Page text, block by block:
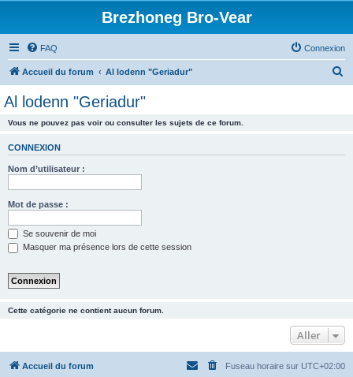
Brezhoneg Bro-Vear
FAQ Connexion
Accueil du forum Al lodenn "Geriadur"
Al lodenn "Geriadur"
Vous ne pouvez pas voir ou consulter les sujets de ce forum.
CONNEXION
Nom d’utilisateur :
Mot de passe :
Se souvenir de moi
Masquer ma présence lors de cette session
Cette catégorie ne contient aucun forum.
Aller
Accueil du forum Fuseau horaire sur UTC+02:00